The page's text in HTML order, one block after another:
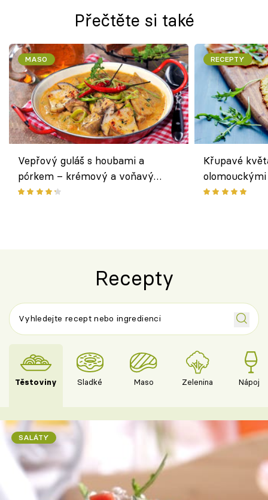
Přečtěte si také
MASO
Vepřový guláš s houbami a
pórkem – krémový a voňavý
pokrm z jednoho hrnce
RECEPTY
Křupavé
bezlepkový
Recepty
Těstoviny Sladké Maso Zelenina Nápoje
SALÁTY